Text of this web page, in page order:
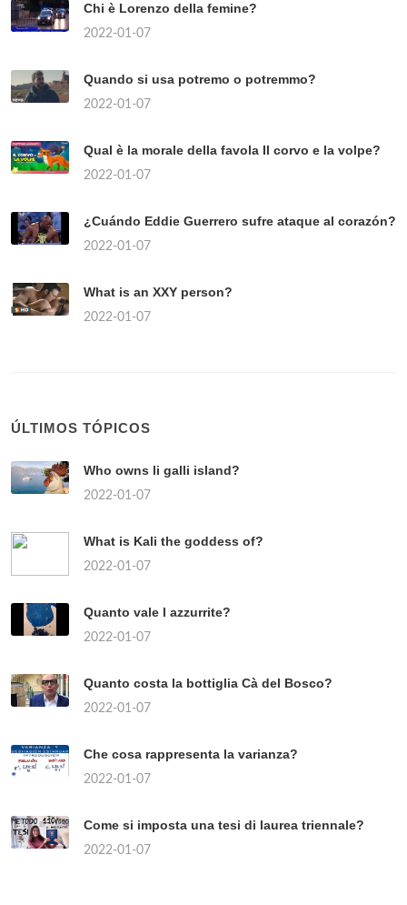
Chi è Lorenzo della femine?
2022-01-07
Quando si usa potremo o potremmo?
2022-01-07
Qual è la morale della favola Il corvo e la volpe?
2022-01-07
¿Cuándo Eddie Guerrero sufre ataque al corazón?
2022-01-07
What is an XXY person?
2022-01-07
ÚLTIMOS TÓPICOS
Who owns li galli island?
2022-01-07
What is Kali the goddess of?
2022-01-07
Quanto vale l azzurrite?
2022-01-07
Quanto costa la bottiglia Cà del Bosco?
2022-01-07
Che cosa rappresenta la varianza?
2022-01-07
Come si imposta una tesi di laurea triennale?
2022-01-07